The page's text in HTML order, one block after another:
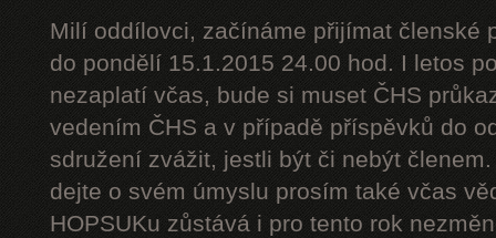
Milí oddílovci, začínáme přijímat členské
do pondělí 15.1.2015 24.00 hod. I letos
nezaplatí včas, bude si muset ČHS
vedením ČHS a v případě příspěvků do
sdružení zvážit, jestli být či nebýt
dejte o svém úmyslu prosím také včas
HOPSUKu zůstává i pro tento rok